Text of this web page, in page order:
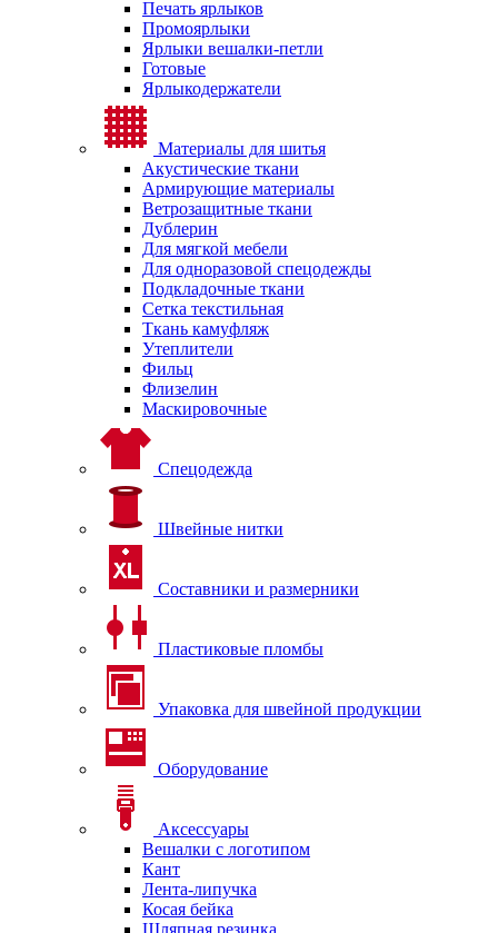
Печать ярлыков
Промоярлыки
Ярлыки вешалки-петли
Готовые
Ярлыкодержатели
Материалы для шитья
Акустические ткани
Армирующие материалы
Ветрозащитные ткани
Дублерин
Для мягкой мебели
Для одноразовой спецодежды
Подкладочные ткани
Сетка текстильная
Ткань камуфляж
Утеплители
Фильц
Флизелин
Маскировочные
Спецодежда
Швейные нитки
Составники и размерники
Пластиковые пломбы
Упаковка для швейной продукции
Оборудование
Аксессуары
Вешалки с логотипом
Кант
Лента-липучка
Косая бейка
Шляпная резинка